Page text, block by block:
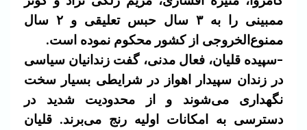
ممبینی را به ۳ سال حبس تعلیقی و ۲ سال
ممنوع‌الخروجی از کشور محکوم نموده است.
-سپیده قلیان، فعال مدنی، گفت زندانیان سیاسی
در زندان سپیدار اهواز در شرایطی بسیار سخت
نگهداری می‌شوند و از محدودیت شدید در
دسترسی به امکانات اولیه رنج می‌برند. قلیان